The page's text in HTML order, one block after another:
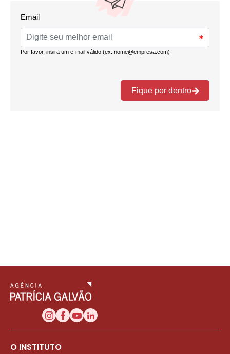
O INSTITUTO